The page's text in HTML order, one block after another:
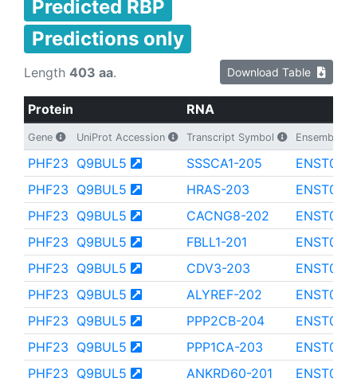
Predicted RBP
Predictions only
Length 403 aa. Download Table
Protein RNA
Gene UniProt Accession Transcript Symbol Ensembl
PHF23 Q9BUL5 SSSCA1-205
PHF23 Q9BUL5 HRAS-203
PHF23 Q9BUL5 CACNG8-202
PHF23 Q9BUL5 FBLL1-201
PHF23 Q9BUL5 CDV3-203
PHF23 Q9BUL5 ALYREF-202
PHF23 Q9BUL5 PPP2CB-204
PHF23 Q9BUL5 PPP1CA-203
PHF23 Q9BUL5 ANKRD60-201